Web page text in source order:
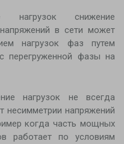
нагрузок снижение
в сети может
нагрузок фаз путем
перегруженной фазы на
нагрузок не всегда
несимметрии напряжений
когда часть мощных
работает по условиям